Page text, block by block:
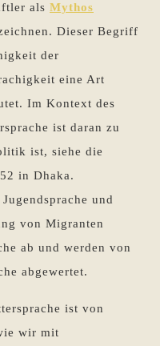
als Mythos
Dieser Begriff
der
eine Art
Im Kontext des
ist daran zu
ist, siehe die
in Dhaka.
und
von Migranten
ab und werden von
abgewertet.
ist von
wir mit